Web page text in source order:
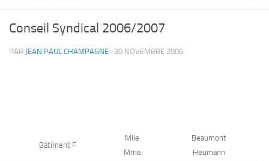
Conseil Syndical 2006/2007
PAR JEAN PAUL CHAMPAGNE · 30 NOVEMBRE 2006
Bâtiment F
Mlle
Mme
Beaumont
Heumann